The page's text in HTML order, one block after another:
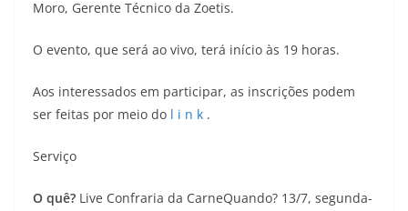
Moro, Gerente Técnico da Zoetis.
O evento, que será ao vivo, terá início às 19 horas.
Aos interessados em participar, as inscrições podem
ser feitas por meio do l i n k .
Serviço
O quê? Live Confraria da CarneQuando? 13/7, segunda-